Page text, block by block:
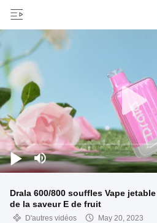
Drala 600/800 souffles Vape
de la saveur E de fruit
D'autres vidéos May 20, 2023